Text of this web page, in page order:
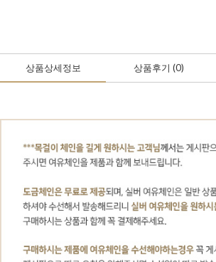
상품상세정보 상품후기 (0)